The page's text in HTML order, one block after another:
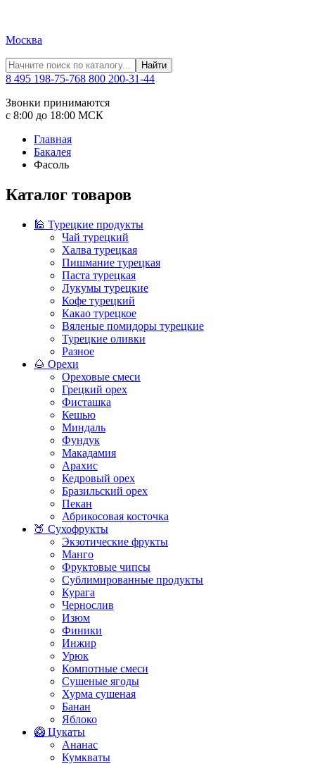
Москва
Найти
8 495 198-75-768 800 200-31-44
Звонки принимаются
с 8:00 до 18:00 МСК
Главная
Бакалея
Фасоль
Каталог товаров
🕌 Турецкие продукты
Чай турецкий
Халва турецкая
Пишмание турецкая
Паста турецкая
Лукумы турецкие
Кофе турецкий
Какао турецкое
Вяленые помидоры турецкие
Турецкие оливки
Разное
🌰 Орехи
Ореховые смеси
Грецкий орех
Фисташка
Кешью
Миндаль
Фундук
Макадамия
Арахис
Кедровый орех
Бразильский орех
Пекан
Абрикосовая косточка
🍑 Сухофрукты
Экзотические фрукты
Манго
Фруктовые чипсы
Сублимированные продукты
Курага
Чернослив
Изюм
Финики
Инжир
Урюк
Компотные смеси
Сушеные ягоды
Хурма сушеная
Банан
Яблоко
🥝 Цукаты
Ананас
Кумкваты